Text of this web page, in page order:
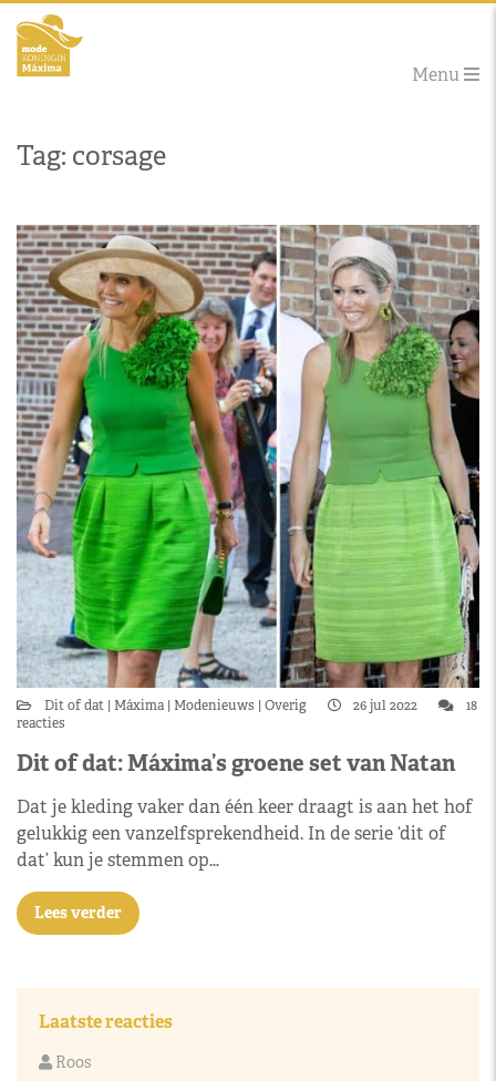
Menu
Tag: corsage
Dit of dat Máxima Modenieuws Overig 26 jul 2022
18
reacties
Dit of dat: Máxima’s groene set van Natan
Dat je kleding vaker dan één keer draagt is aan het hof
gelukkig een vanzelfsprekendheid. In de serie ‘dit of
dat’ kun je stemmen op…
Lees verder
Laatste reacties
Roos